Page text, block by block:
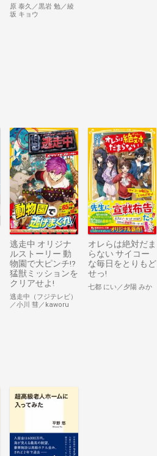
原 泰久／黒岩 勉／綾
坂 キョウ
逃走中 オリジナ
ルストーリー 動
物園で大ピンチ!?
猛獣ミッションを
クリアせよ!
逃走中（フジテレビ）
／小川 彗／kaworu
オレらは絶対だま
らない サイコー
な毎日をとりもど
せっ!
七都 にい／夕陽 みか